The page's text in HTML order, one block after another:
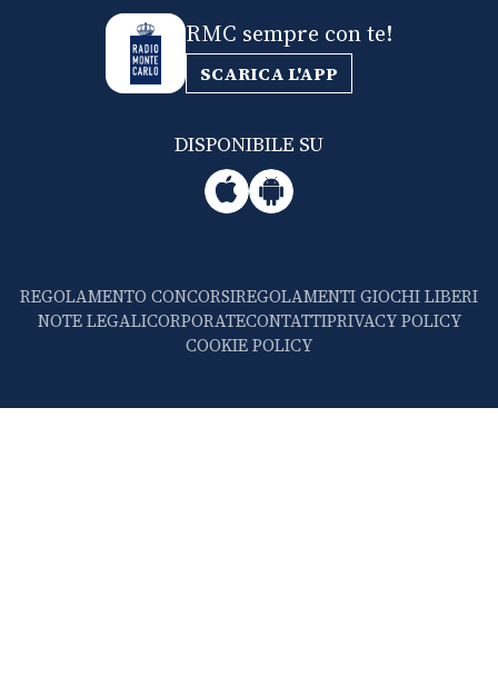
RMC sempre con te!
SCARICA L'APP
DISPONIBILE SU
REGOLAMENTO CONCORSIREGOLAMENTI GIOCHI LIBERI
NOTE LEGALICORPORATECONTATTIPRIVACY POLICY
COOKIE POLICY